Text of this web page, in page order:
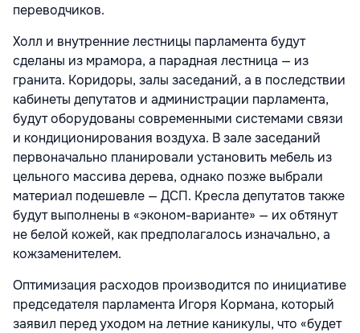
переводчиков.
Холл и внутренние лестницы парламента будут
сделаны из мрамора, а парадная лестница — из
гранита. Коридоры, залы заседаний, а в последствии
кабинеты депутатов и администрации парламента,
будут оборудованы современными системами связи
и кондиционирования воздуха. В зале заседаний
первоначально планировали установить мебель из
цельного массива дерева, однако позже выбрали
материал подешевле — ДСП. Кресла депутатов также
будут выполнены в «эконом-варианте» — их обтянут
не белой кожей, как предполагалось изначально, а
кожзаменителем.
Оптимизация расходов производится по инициативе
председателя парламента Игоря Кормана, который
заявил перед уходом на летние каникулы, что «будет